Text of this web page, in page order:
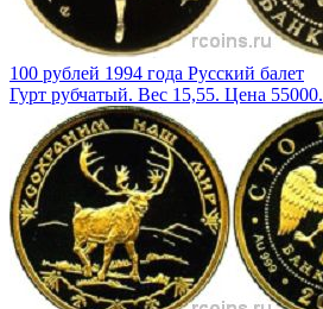
100 рублей 1994 года Русский балет
Гурт рубчатый. Вес 15,55. Цена 55000.